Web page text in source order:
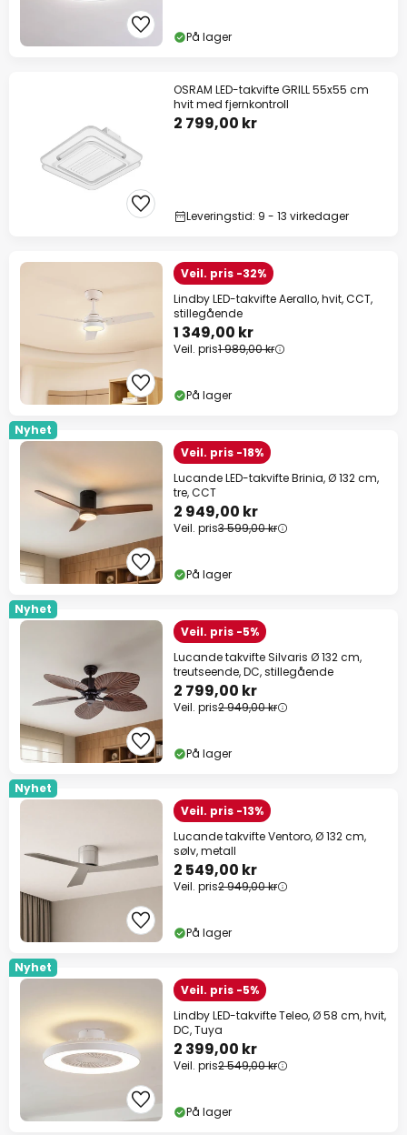
På lager
OSRAM LED-takvifte GRILL 55x55 cm
hvit med fjernkontroll
2 799,00 kr
Leveringstid: 9 - 13 virkedager
Veil. pris -32%
Lindby LED-takvifte Aerallo, hvit, CCT,
stillegående
1 349,00 kr
Veil. pris1 989,00 kr
På lager
Nyhet
Veil. pris -18%
Lucande LED-takvifte Brinia, Ø 132 cm,
tre, CCT
2 949,00 kr
Veil. pris3 599,00 kr
På lager
Nyhet
Veil. pris -5%
Lucande takvifte Silvaris Ø 132 cm,
treutseende, DC, stillegående
2 799,00 kr
Veil. pris2 949,00 kr
På lager
Nyhet
Veil. pris -13%
Lucande takvifte Ventoro, Ø 132 cm,
sølv, metall
2 549,00 kr
Veil. pris2 949,00 kr
På lager
Nyhet
Veil. pris -5%
Lindby LED-takvifte Teleo, Ø 58 cm, hvit,
DC, Tuya
2 399,00 kr
Veil. pris2 549,00 kr
På lager